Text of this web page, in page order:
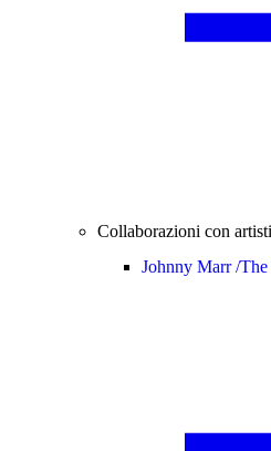
Collaborazioni con
Johnny Marr /